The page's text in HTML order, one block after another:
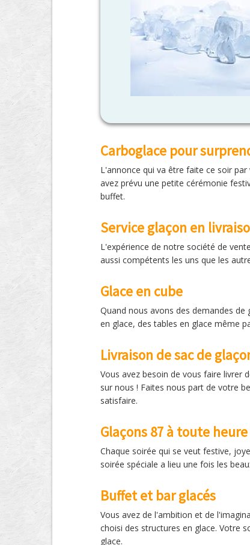
Carboglace pour
L'annonce qui va être faite ce soir
avez prévu une petite cérémonie
buffet.
Service glaçon en
L'expérience de notre société de
aussi compétents les uns que les
Glace en cube
Quand nous avons des demandes
en glace, des tables en glace même
Livraison de sac de
Vous avez besoin de vous faire livrer
sur nous ! Faites nous part de votre
satisfaire.
Glaçons 87 à toute heure
Chaque soirée qui se veut festive,
soirée spéciale a lieu une fois les
Buffet et bar glacés
Vous avez de l'ambition et de
choisi des structures en glace. Votre
glace.